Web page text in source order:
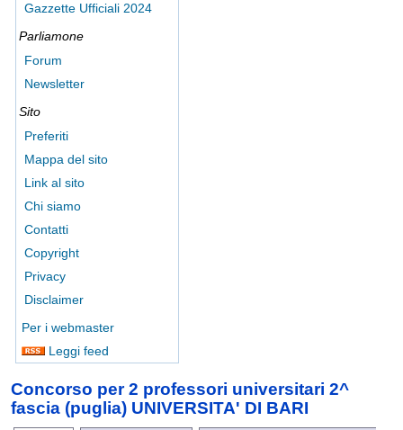
Gazzette Ufficiali 2024
Parliamone
Forum
Newsletter
Sito
Preferiti
Mappa del sito
Link al sito
Chi siamo
Contatti
Copyright
Privacy
Disclaimer
Per i webmaster
Leggi feed
Concorso per 2 professori universitari 2^
fascia (puglia) UNIVERSITA' DI BARI